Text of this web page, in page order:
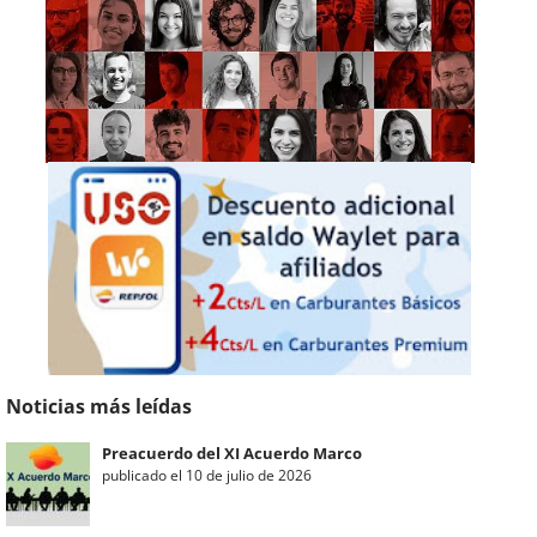
Noticias más leídas
Preacuerdo del XI Acuerdo Marco
publicado el 10 de julio de 2026